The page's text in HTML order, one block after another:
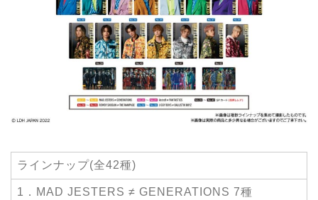
ラインナップ(全42種)
1．MAD JESTERS ≠ GENERATIONS 7種